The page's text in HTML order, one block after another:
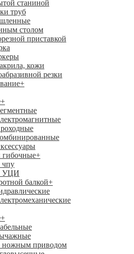
станиной
труб
столом
приставкой
кожи
резки
+
+
гибочные+
чпу
УЦИ
балкой+
+
приводом